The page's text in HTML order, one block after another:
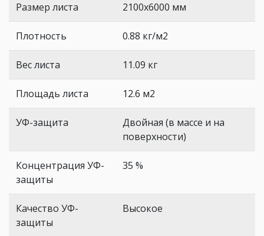
Размер листа 2100х6000 мм
Плотность 0.88 кг/м2
Вес листа 11.09 кг
Площадь листа 12.6 м2
УФ-защита
Двойная (в массе и на
поверхности)
Концентрация УФ-
защиты
35 %
Качество УФ-
защиты
Высокое